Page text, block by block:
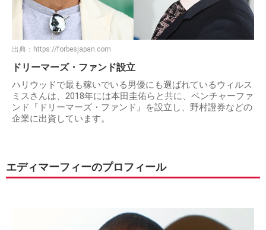
出典： https://forbesjapan.com
ドリーマーズ・ファンド設立
ハリウッドで最も稼いでいる男優にも選ばれているウィルス
ミスさんは、2018年には本田圭佑らと共に、ベンチャーファ
ンド『ドリーマーズ・ファンド』を設立し、野村證券などの
企業に出資しています。
エディマーフィーのプロフィール